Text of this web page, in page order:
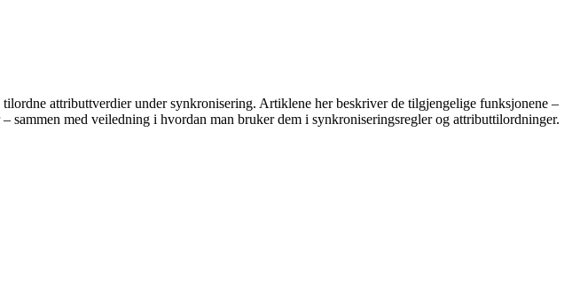
attributtverdier under synkronisering. Artiklene her beskriver de tilgjengelige funksjonene –
sammen med veiledning i hvordan man bruker dem i synkroniseringsregler og attributtilordninger.